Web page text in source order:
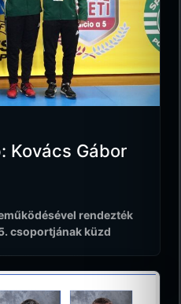
Kovács Gábor
rendezték
csoportjának küzd